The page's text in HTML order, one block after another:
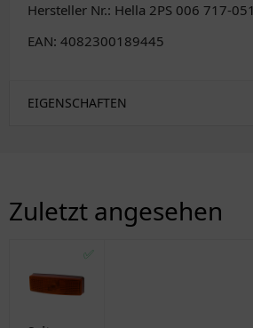
Hersteller Nr.: Hella 2PS 006 717-051
EAN: 4082300189445
EIGENSCHAFTEN
Zuletzt angesehen
✅